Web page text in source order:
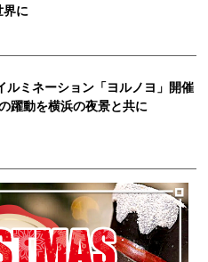
界に
ルミネーション「ヨルノヨ」開催
躍動を横浜の夜景と共に